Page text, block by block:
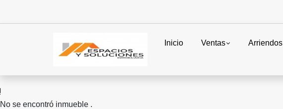
Inicio Ventas Arriendos
No se encontró inmueble .